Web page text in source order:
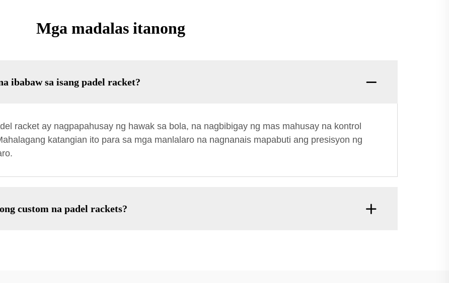
Mga madalas itanong
ibabaw sa isang padel racket?
racket ay nagpapahusay ng hawak sa bola, na nagbibigay ng mas mahusay na kontrol
katangian ito para sa mga manlalaro na nagnanais mapabuti ang presisyon ng
custom na padel rackets?